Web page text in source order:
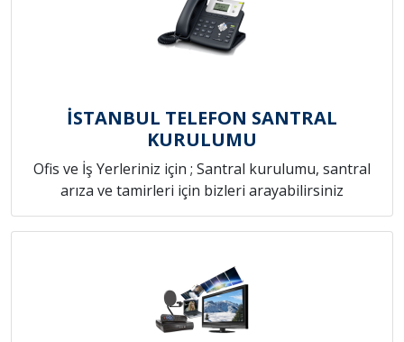
İSTANBUL TELEFON SANTRAL
KURULUMU
Ofis ve İş Yerleriniz için ; Santral kurulumu, santral
arıza ve tamirleri için bizleri arayabilirsiniz